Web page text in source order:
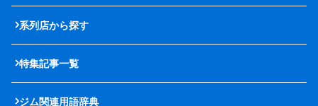
系列店から探す
特集記事一覧
ジム関連用語辞典